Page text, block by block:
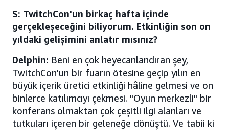
S: TwitchCon'un birkaç hafta içinde
gerçekleşeceğini biliyorum. Etkinliğin son on
yıldaki gelişimini anlatır mısınız?
Delphin: Beni en çok heyecanlandıran şey,
TwitchCon'un bir fuarın ötesine geçip yılın en
büyük içerik üretici etkinliği hâline gelmesi ve on
binlerce katılımcıyı çekmesi. "Oyun merkezli" bir
konferans olmaktan çok çeşitli ilgi alanları ve
tutkuları içeren bir geleneğe dönüştü. Ve tabii ki